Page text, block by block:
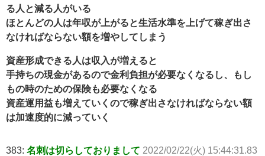
る人と減る人がいる
ほとんどの人は年収が上がると生活水準を上げて稼ぎ出さ
なければならない額を増やしてしまう
資産形成できる人は収入が増えると
手持ちの現金があるので金利負担が必要なくなるし、もし
もの時のための保険も必要なくなる
資産運用益も増えていくので稼ぎ出さなければならない額
は加速度的に減っていく
383: 名刺は切らしておりまして 2022/02/22(火) 15:44:31.83